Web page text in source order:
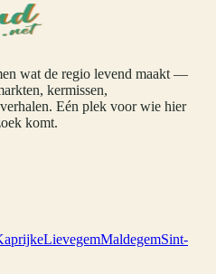
wat de regio levend maakt —
kermissen,
Eén plek voor wie hier
komt.
LievegemMaldegemSint-